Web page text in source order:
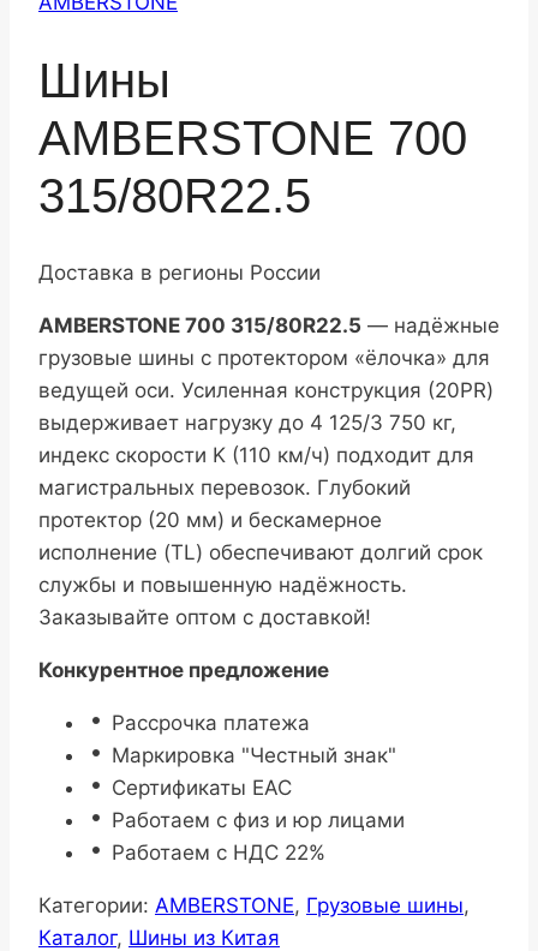
Шины
AMBERSTONE 700
315/80R22.5
Доставка в регионы России
AMBERSTONE 700 315/80R22.5 — надёжные
грузовые шины с протектором «ёлочка» для
ведущей оси. Усиленная конструкция (20PR)
выдерживает нагрузку до 4 125/3 750 кг,
индекс скорости K (110 км/ч) подходит для
магистральных перевозок. Глубокий
протектор (20 мм) и бескамерное
исполнение (TL) обеспечивают долгий срок
службы и повышенную надёжность.
Заказывайте оптом с доставкой!
Конкурентное предложение
Рассрочка платежа
Маркировка "Честный знак"
Сертификаты ЕАС
Работаем с физ и юр лицами
Работаем с НДС 22%
Категории: AMBERSTONE, Грузовые шины,
Каталог, Шины из Китая